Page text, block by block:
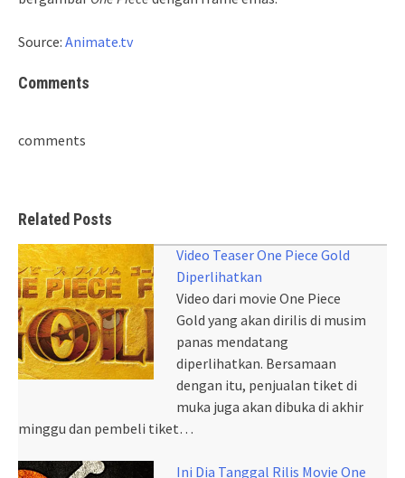
Source: Animate.tv
Comments
comments
Related Posts
Video Teaser One Piece Gold
Diperlihatkan
Video dari movie One Piece
Gold yang akan dirilis di musim
panas mendatang
diperlihatkan. Bersamaan
dengan itu, penjualan tiket di
muka juga akan dibuka di akhir
minggu dan pembeli tiket…
Ini Dia Tanggal Rilis Movie One